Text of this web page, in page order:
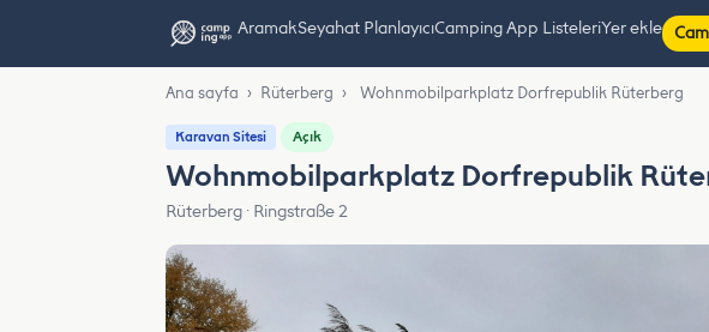
AramakSeyahat PlanlayıcıCamping App ListeleriYer ekle
Ana sayfa › Rüterberg › Wohnmobilparkplatz Dorfrepublik Rüterberg
Karavan Sitesi Açık
Wohnmobilparkplatz Dorfrepublik
Rüterberg · Ringstraße 2